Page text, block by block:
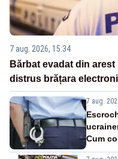
7 aug. 2026, 15:34
Bărbat evadat din
distrus brățara
7 aug.
Cum